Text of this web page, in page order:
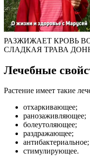
РАЗЖИЖАЕТ КРОВЬ
СЛАДКАЯ ТРАВА
Лечебные
Растение имеет такие
отхаркивающее;
ранозаживляющее;
болеутоляющее;
раздражающее;
антибактериальное;
стимулирующее.